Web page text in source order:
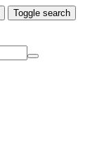
Toggle search